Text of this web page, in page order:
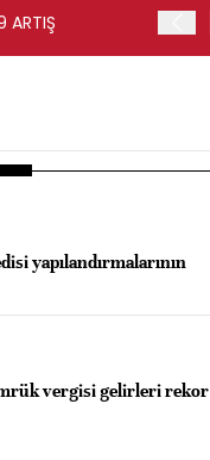
ARTIŞ
yapılandırmalarının
vergisi gelirleri rekor